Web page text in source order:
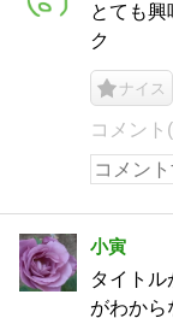
とても
ク
ナイス
コメント
小寅
タイト
がわから